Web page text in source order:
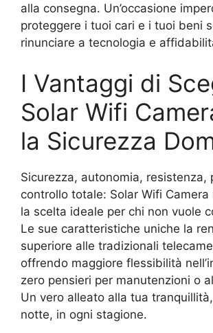
alla consegna. Un’occasione
proteggere i tuoi cari e i tuoi beni
rinunciare a tecnologia e
I Vantaggi di
Solar Wifi
la Sicurezza
Sicurezza, autonomia, resistenza,
controllo totale: Solar Wifi Camera
la scelta ideale per chi non vuole
Le sue caratteristiche uniche la
superiore alle tradizionali
offrendo maggiore flessibilità
zero pensieri per manutenzioni o
Un vero alleato alla tua
notte, in ogni stagione.